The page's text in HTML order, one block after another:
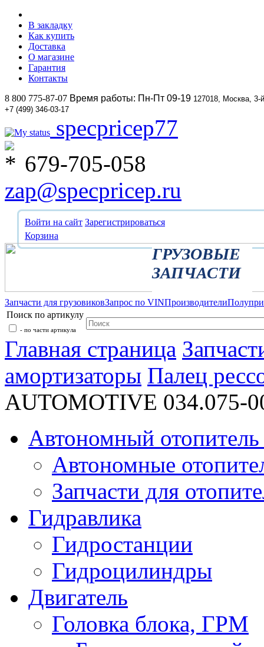
В закладку
Как купить
Доставка
О магазине
Гарантия
Контакты
8 800 775-87-07 Время работы: Пн-Пт 09-19 127018, Москва,
+7 (499) 346-03-17
specpricep77
679-705-058
zap@specpricep.ru
Войти на сайт Зарегистрироваться
Корзина
ГРУЗОВЫЕ
ЗАПЧАСТИ
Запчасти для грузовиковЗапрос по VINПроизводители
Поиск по артикулу
- по части артикула
Главная страница
амортизаторы Палец
AUTOMOTIVE 034.075-
Автономный отопитель
Автономные
Запчасти для
Гидравлика
Гидростанции
Гидроцилиндры
Двигатель
Головка блока, ГРМ